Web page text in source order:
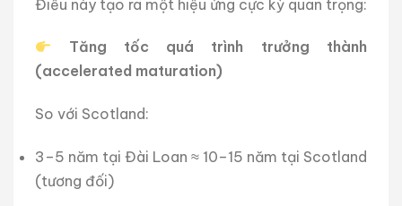
Điều này tạo ra một hiệu ứng cực kỳ quan trọng:
Tăng tốc quá trình trưởng thành
(accelerated maturation)
So với Scotland:
3–5 năm tại Đài Loan ≈ 10–15 năm tại Scotland
(tương đối)